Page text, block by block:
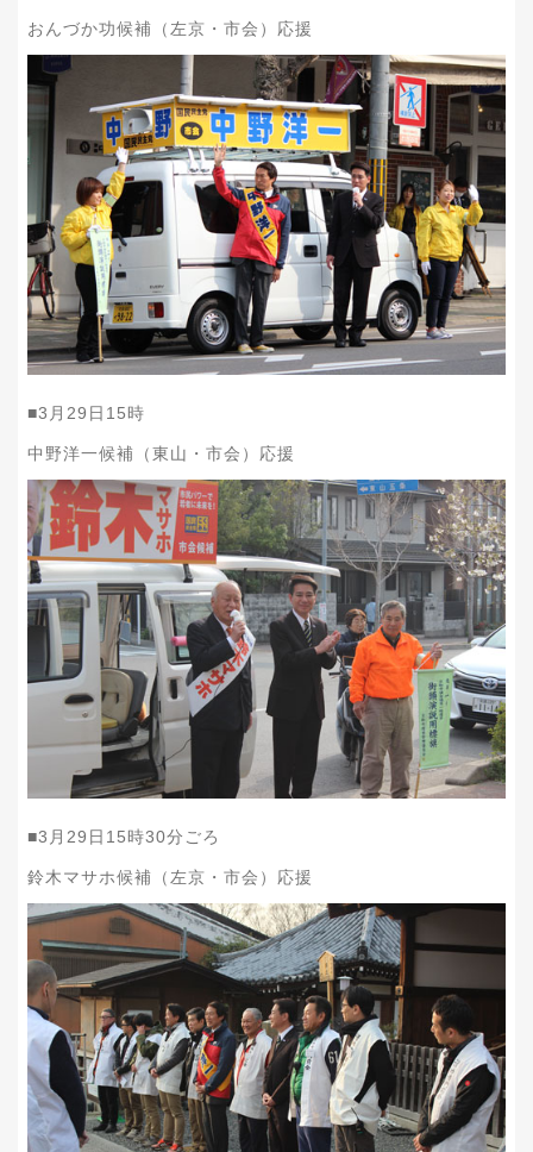
おんづか功候補（左京・市会）応援
■3 月 29 日 15時
中野洋一候補（東山・市会）応援
■3 月 29 日 15時30分ごろ
鈴木マサホ候補（左京・市会）応援